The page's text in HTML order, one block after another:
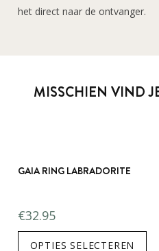
het direct naar de ontvanger.
MISSCHIEN VIND
GAIA RING LABRADORITE
€32.95
OPTIES SELECTEREN